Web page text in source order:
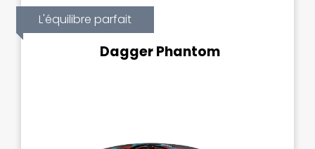
L'équilibre parfait
Dagger Phantom